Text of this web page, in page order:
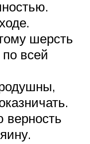
шерсть
всей
верность